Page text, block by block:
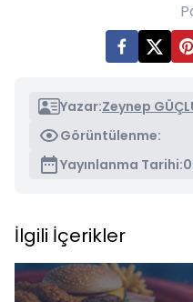
Yazar:Zeynep
Görüntülenme:
Yayınlanma Tarihi:
İlgili İçerikler